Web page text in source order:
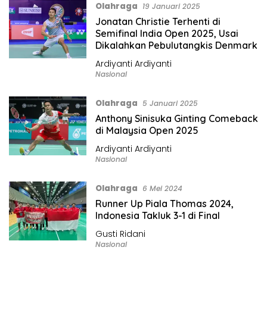
Olahraga 19 Januari 2025
Jonatan Christie Terhenti di
Semifinal India Open 2025, Usai
Dikalahkan Pebulutangkis Denmark
Ardiyanti Ardiyanti
Nasional
Olahraga 5 Januari 2025
Anthony Sinisuka Ginting Comeback
di Malaysia Open 2025
Ardiyanti Ardiyanti
Nasional
Olahraga 6 Mei 2024
Runner Up Piala Thomas 2024,
Indonesia Takluk 3-1 di Final
Gusti Ridani
Nasional